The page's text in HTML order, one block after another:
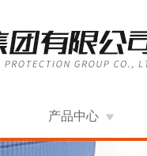
产品中心